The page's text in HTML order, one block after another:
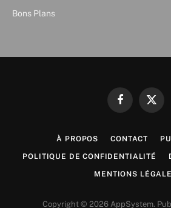
Bons Plans
FacebookX
À PROPOS CONTACT
POLITIQUE DE CONFIDENTIALITÉ
MENTIONS
Copyright © 2026 AppSystem.